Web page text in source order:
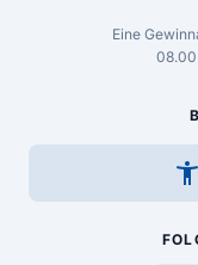
Eine
08.00
accessibility_new